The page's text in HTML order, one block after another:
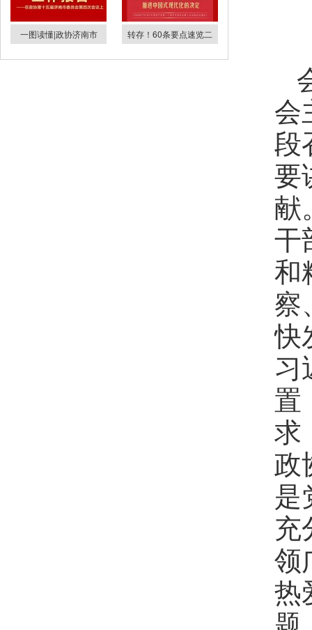
一图读懂|政协济南市 转存！60条要点速览二
会
段
要
献
干
和
察
快
习
置
求
政
是
充
领
热